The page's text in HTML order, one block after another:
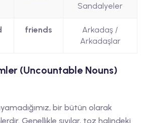
Sandalyeler
friends
Arkadaş /
Arkadaşlar
(Uncountable Nouns)
bir bütün olarak
Genellikle sıvılar, toz halindeki